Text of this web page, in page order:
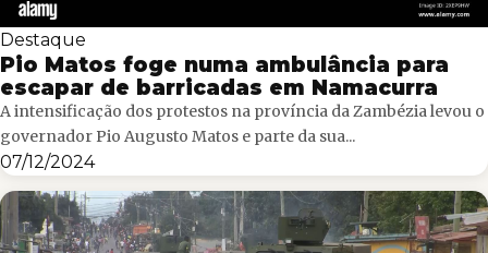
Destaque
Pio Matos foge numa ambulância para
escapar de barricadas em Namacurra
A intensificação dos protestos na província da Zambézia levou o
governador Pio Augusto Matos e parte da sua...
07/12/2024